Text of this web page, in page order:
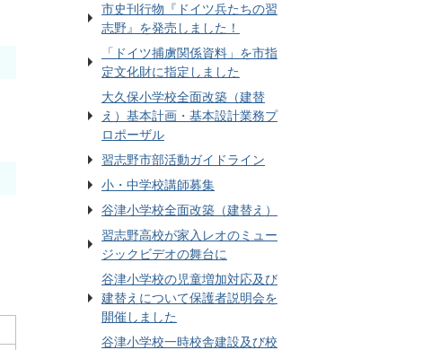
市史刊行物『ドイツ兵たちの習
志野』を発売しました！
「ドイツ捕虜関係資料」を市指
定文化財に指定しました
大久保小学校全面改築（建替
え）基本計画・基本設計業務プ
ロポーザル
習志野市部活動ガイドライン
小・中学校講師募集
谷津小学校全面改築（建替え）
習志野高校が家入レオのミュー
ジックビデオの舞台に
谷津小学校の児童増加対応及び
建替えについて保護者説明会を
開催しました
谷津小学校一時校舎建設及び校